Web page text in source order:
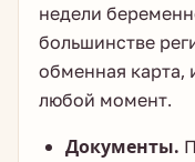
недели
большинстве
обменная карта,
любой момент.
Документы.